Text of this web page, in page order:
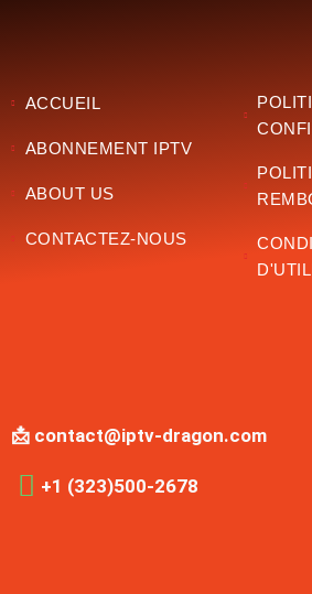
ACCUEIL
ABONNEMENT IPTV
ABOUT US
CONTACTEZ-NOUS
📩 contact@iptv-dragon.com
+1 (323)500-2678